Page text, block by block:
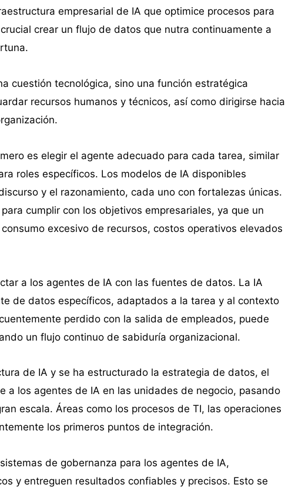
empresarial de IA que optimice procesos para
crear un flujo de datos que nutra continuamente a
cuestión tecnológica, sino una función estratégica
recursos humanos y técnicos, así como dirigirse hacia
es elegir el agente adecuado para cada tarea, similar
roles específicos. Los modelos de IA disponibles
y el razonamiento, cada uno con fortalezas únicas.
cumplir con los objetivos empresariales, ya que un
excesivo de recursos, costos operativos elevados
a los agentes de IA con las fuentes de datos. La IA
de datos específicos, adaptados a la tarea y al contexto
perdido con la salida de empleados, puede
un flujo continuo de sabiduría organizacional.
de IA y se ha estructurado la estrategia de datos, el
a los agentes de IA en las unidades de negocio, pasando
escala. Áreas como los procesos de TI, las operaciones
los primeros puntos de integración.
de gobernanza para los agentes de IA,
y entreguen resultados confiables y precisos. Esto se